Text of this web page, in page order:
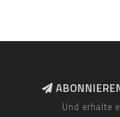
Und erhalte